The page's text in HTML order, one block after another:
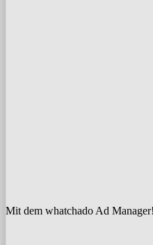
Mit dem whatchado Ad Manager!